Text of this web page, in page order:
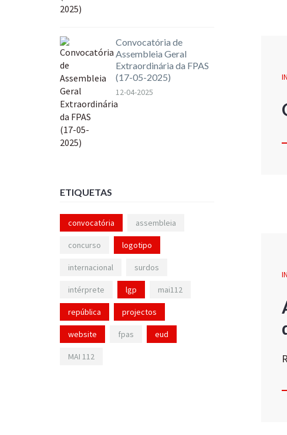
Convocatória de
Assembleia Geral
Extraordinária da FPAS
(17-05-2025)
12-04-2025
ETIQUETAS
convocatória assembleia
concurso logotipo
internacional surdos
intérprete lgp mai112
república projectos
website fpas eud
MAI 112